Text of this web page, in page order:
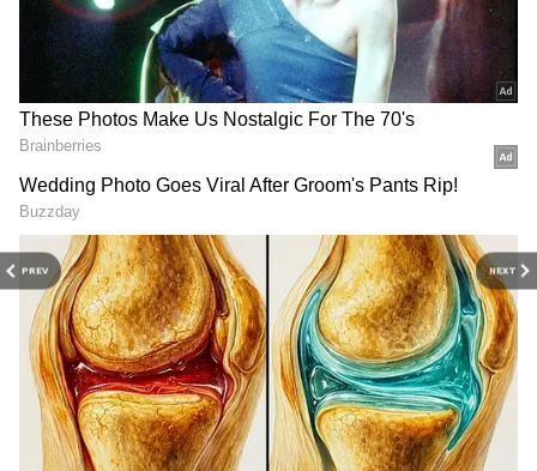
PREV NEXT
RECOMMENDED STORIES